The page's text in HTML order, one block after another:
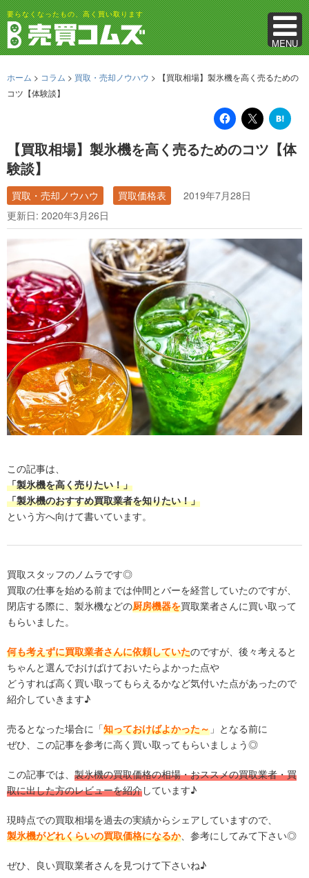
MENU
要らなくなったもの、高く買い取ります
ホーム > コラム > 買取・売却ノウハウ >
【買取相場】製氷機を高く売るための
コツ【体験談】
は
て
ブ
ッ
【買取相場】製氷機を高く売るためのコツ【体
験談】
買取・売却ノウハウ 買取価格表
2019年7月28日
更新日: 2020年3月26日
この記事は、
「製氷機を高く売りたい！」
「製氷機のおすすめ買取業者を知りたい！」
という方へ向けて書いています。
買取スタッフのノムラです◎
買取の仕事を始める前までは仲間とバーを経営していたのですが、
閉店する際に、製氷機などの厨房機器を買取業者さんに買い取って
もらいました。
何も考えずに買取業者さんに依頼していたのですが、後々考えると
ちゃんと選んでおけばけておいたらよかった点や
どうすれば高く買い取ってもらえるかなど気付いた点があったので
紹介していきます♪
売るとなった場合に「知っておけばよかった～ 」となる前に
ぜひ、この記事を参考に高く買い取ってもらいましょう◎
この記事では、 製氷機の買取価格の相場・おススメの買取業者・買
取に出した方のレビューを紹介しています♪
現時点での買取相場を過去の実績からシェアしていますので、
製氷機がどれくらいの買取価格になるか、参考にしてみて下さい◎
ぜひ、良い買取業者さんを見つけて下さいね♪